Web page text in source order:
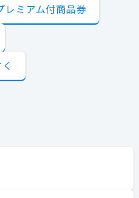
レミアム付商品券